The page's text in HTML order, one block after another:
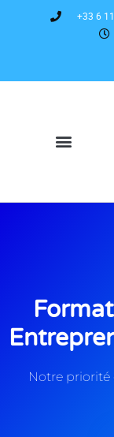
+33 6
Notre priorité